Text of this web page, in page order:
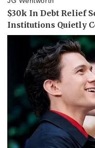
Thế giới thể thao
eSports